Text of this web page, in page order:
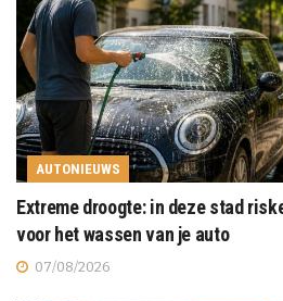
AUTONIEUWS
Extreme droogte: in deze stad
voor het wassen van je auto
07/08/2026